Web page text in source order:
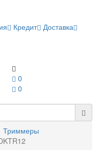
Кредит Доставка
0
0
Триммеры